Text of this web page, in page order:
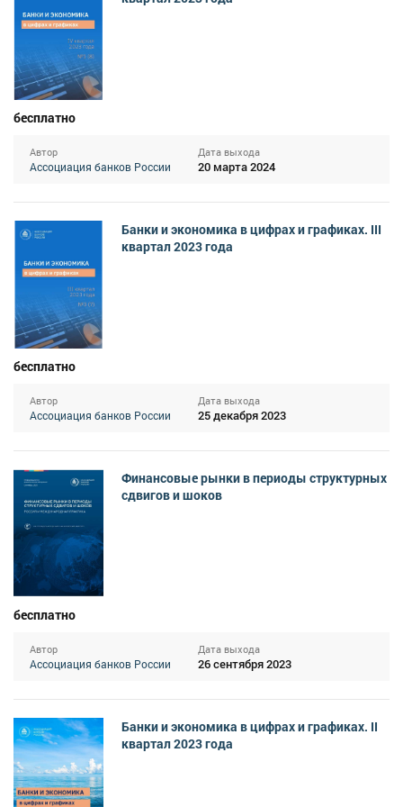
бесплатно
Автор
Ассоциация банков России
Дата выхода
20 марта 2024
Банки и экономика в цифрах и графиках. III
квартал 2023 года
бесплатно
Автор
Ассоциация банков России
Дата выхода
25 декабря 2023
Финансовые рынки в периоды структурных
сдвигов и шоков
бесплатно
Автор
Ассоциация банков России
Дата выхода
26 сентября 2023
Банки и экономика в цифрах и графиках. II
квартал 2023 года